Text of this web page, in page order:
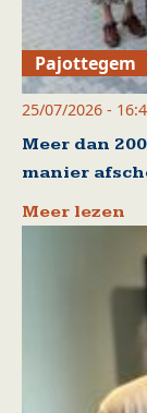
Pajottegem
25/07/2026 -
Meer dan
manier
Meer lezen